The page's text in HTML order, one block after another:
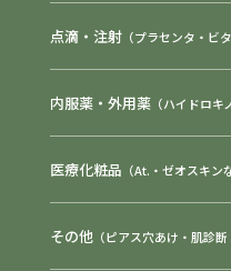
点滴・注射 （プラセンタ・ビ
内服薬・外用薬 （ハイドロ
医療化粧品 （At.・ゼオスキン
その他 （ピアス穴あけ・肌診